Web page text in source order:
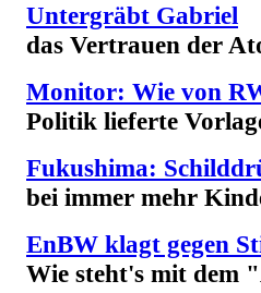
Untergräbt Gabriel
das Vertrauen der
Monitor: Wie von
Politik lieferte
Fukushima:
bei immer mehr
EnBW klagt gegen
Wie steht's mit dem